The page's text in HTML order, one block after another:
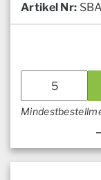
Artikel Nr: